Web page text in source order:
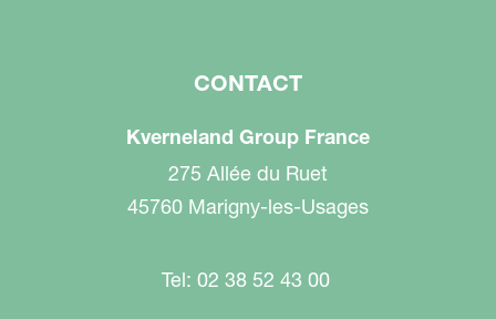
CONTACT
Kverneland Group France
275 Allée du Ruet
45760 Marigny-les-Usages
Tel: 02 38 52 43 00